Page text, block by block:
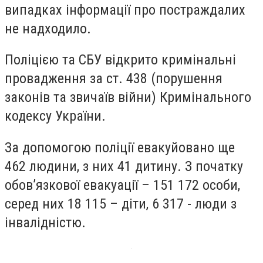
випадках інформації про постраждалих
не надходило.
Поліцією та СБУ відкрито кримінальні
провадження за ст. 438 (порушення
законів та звичаїв війни) Кримінального
кодексу України.
За допомогою поліції евакуйовано ще
462 людини, з них 41 дитину. З початку
обов’язкової евакуації – 151 172 особи,
серед них 18 115 – діти, 6 317 - люди з
інвалідністю.